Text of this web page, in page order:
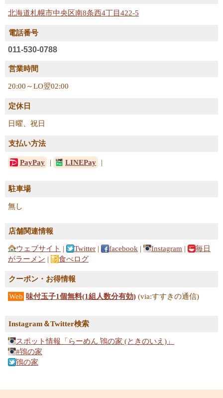
北海道札幌市中央区南8条西4丁目422-5
電話番号
011-530-0788
営業時間
20:00～LO翌02:00
定休日
日曜、祝日
支払い方法
PayPay LINEPay
駐車場
無し
店舗関連情報
ウェブサイト | Twitter | facebook | Instagram |
毎日
がラーメン | 食べログ
クーポン・お得情報
Web 味付玉子1個無料(1組人数分有効) (via:すすきの通信)
Instagram＆Twitter検索
スポット情報「らーめん 鴇の家 (ときのいえ)」
#鴇の家
鴇の家